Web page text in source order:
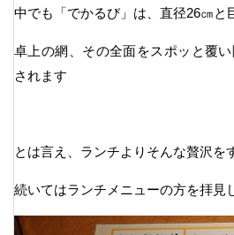
中でも「でかるび」は、直径26㎝と
卓上の網、その全面をスポッと覆
されます
とは言え、ランチよりそんな贅沢を
続いてはランチメニューの方を拝見